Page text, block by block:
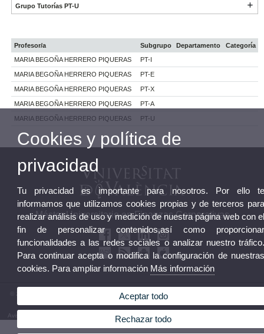
Grupo Tutorías PT-U
Profesor/a Subgrupo Departamento
Categoría
MARIA BEGOÑA HERRERO PIQUERAS
PT-I
MARIA BEGOÑA HERRERO PIQUERAS PT-E
MARIA BEGOÑA HERRERO PIQUERAS PT-X
MARIA BEGOÑA HERRERO PIQUERAS PT-A
MARIA BEGOÑA HERRERO PIQUERAS PT-U
Máster Universitario en Finanzas Corporativas
© 2026 UV. - Campus Tarongers. Av. del Tarongers, s/n. 46022 Valencia. Teléfono: 963 828
549
Aviso legal Política privacidad| Cookies Transparencia
Cookies y política de
privacidad
Tu privacidad es importante para nosotros. Por ello
informamos que utilizamos cookies propias y de terceros
realizar análisis de uso y medición de nuestra página web con
fin de personalizar contenidos,así como
funcionalidades a las redes sociales o analizar nuestro
Para continuar acepta o modifica la configuración de
cookies. Para ampliar información Más información
Aceptar todo
Rechazar todo